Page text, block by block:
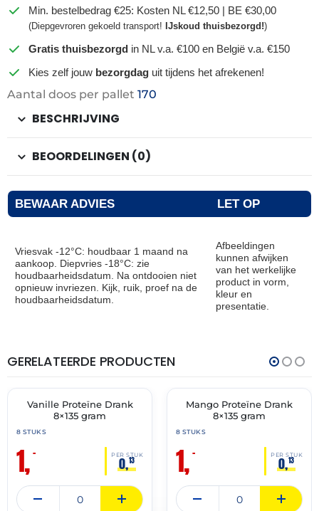
Min. bestelbedrag €25: Kosten NL €12,50 | BE €30,00
(Diepgevroren gekoeld transport! IJskoud thuisbezorgd!)
Gratis thuisbezorgd in NL v.a. €100 en België v.a. €150
Kies zelf jouw bezorgdag uit tijdens het afrekenen!
Aantal doos per pallet 170
BESCHRIJVING
BEOORDELINGEN (0)
BEWAAR ADVIES LET OP
Vriesvak -12°C: houdbaar 1 maand na
aankoop. Diepvries -18°C: zie
houdbaarheidsdatum. Na ontdooien niet
opnieuw invriezen. Kijk, ruik, proef na de
houdbaarheidsdatum.
Afbeeldingen
kunnen afwijken
van het werkelijke
product in vorm,
kleur en
presentatie.
GERELATEERDE PRODUCTEN
🔥 OP=OP
THT:
31-
Vanille Proteïne Drank
8×135 gram
8 STUKS
1,– PER STUK
0,13
🔥 OP=OP
Mango Proteïne Drank
8×135 gram
8 STUKS
1,– PER STUK
0,13